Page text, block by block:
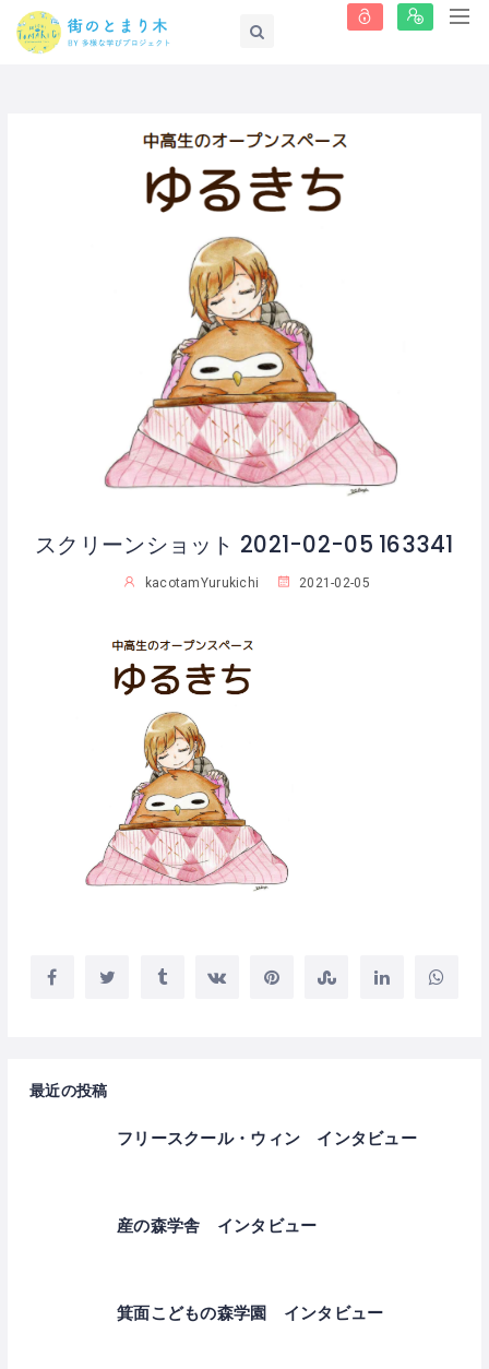
スクリーンショット 2021-02-05 163341
kacotamYurukichi 2021-02-05
最近の投稿
フリースクール・ウィン インタビュー
産の森学舎 インタビュー
箕面こどもの森学園 インタビュー